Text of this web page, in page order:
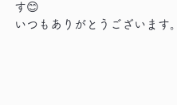
す😊
いつもありがとうございます。